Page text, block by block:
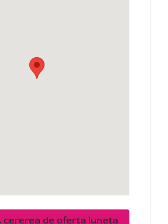
cererea de oferta luneta